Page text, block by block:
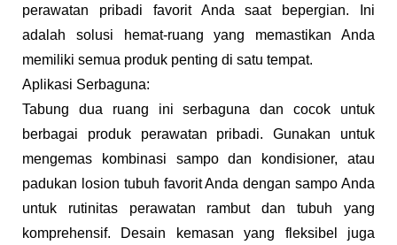
perawatan pribadi favorit Anda saat bepergian. Ini
adalah solusi hemat-ruang yang memastikan Anda
memiliki semua produk penting di satu tempat.
Aplikasi Serbaguna:
Tabung dua ruang ini serbaguna dan cocok untuk
berbagai produk perawatan pribadi. Gunakan untuk
mengemas kombinasi sampo dan kondisioner, atau
padukan losion tubuh favorit Anda dengan sampo Anda
untuk rutinitas perawatan rambut dan tubuh yang
komprehensif. Desain kemasan yang fleksibel juga